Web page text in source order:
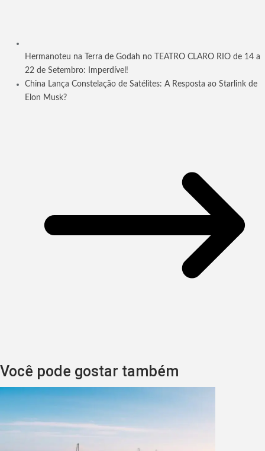
Hermanoteu na Terra de Godah no TEATRO CLARO RIO de 14 a
22 de Setembro: Imperdível!
China Lança Constelação de Satélites: A Resposta ao Starlink de
Elon Musk?
Você pode gostar também